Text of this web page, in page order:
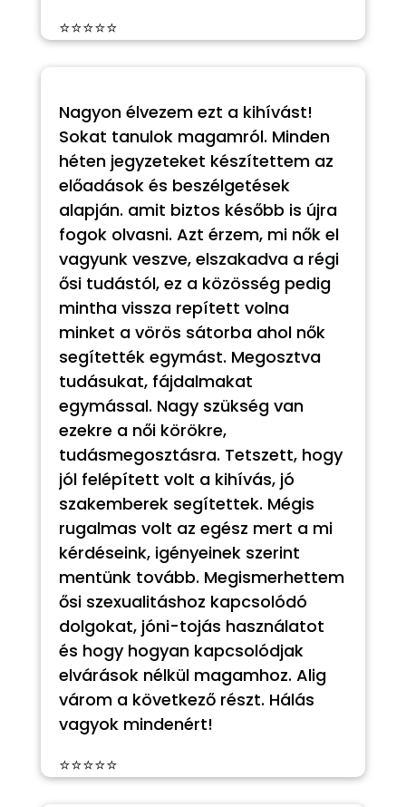
⭐⭐⭐⭐⭐
Nagyon élvezem ezt a kihívást!
Sokat tanulok magamról. Minden
héten jegyzeteket készítettem az
előadások és beszélgetések
alapján. amit biztos később is újra
fogok olvasni. Azt érzem, mi nők el
vagyunk veszve, elszakadva a régi
ősi tudástól, ez a közösség pedig
mintha vissza repített volna
minket a vörös sátorba ahol nők
segítették egymást. Megosztva
tudásukat, fájdalmakat
egymással. Nagy szükség van
ezekre a női körökre,
tudásmegosztásra. Tetszett, hogy
jól felépített volt a kihívás, jó
szakemberek segítettek. Mégis
rugalmas volt az egész mert a mi
kérdéseink, igényeinek szerint
mentünk tovább. Megismerhettem
ősi szexualitáshoz kapcsolódó
dolgokat, jóni-tojás használatot
és hogy hogyan kapcsolódjak
elvárások nélkül magamhoz. Alig
várom a következő részt. Hálás
vagyok mindenért!
⭐⭐⭐⭐⭐